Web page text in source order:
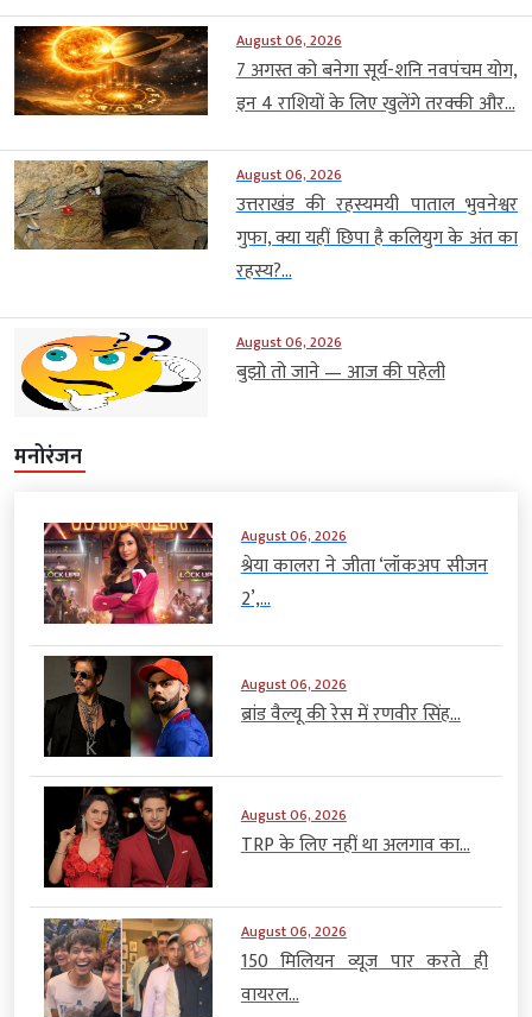
August 06, 2026
7 अगस्त को बनेगा सूर्य-शनि नवपंचम योग,
इन 4 राशियों के लिए खुलेंगे तरक्की और...
August 06, 2026
उत्तराखंड की रहस्यमयी पाताल भुवनेश्वर
गुफा, क्या यहीं छिपा है कलियुग के अंत का
रहस्य?...
August 06, 2026
बुझो तो जाने — आज की पहेली
मनोरंजन
August 06, 2026
श्रेया कालरा ने जीता ‘लॉकअप सीजन
2’,...
August 06, 2026
ब्रांड वैल्यू की रेस में रणवीर सिंह...
August 06, 2026
TRP के लिए नहीं था अलगाव का...
August 06, 2026
150 मिलियन व्यूज पार करते ही
वायरल...